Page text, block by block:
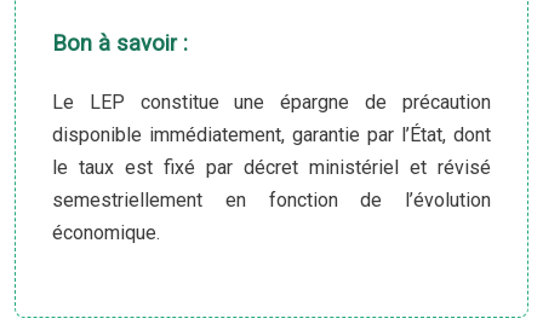
Bon à savoir :
Le LEP constitue une épargne de précaution
disponible immédiatement, garantie par l’État, dont
le taux est fixé par décret ministériel et révisé
semestriellement en fonction de l’évolution
économique.